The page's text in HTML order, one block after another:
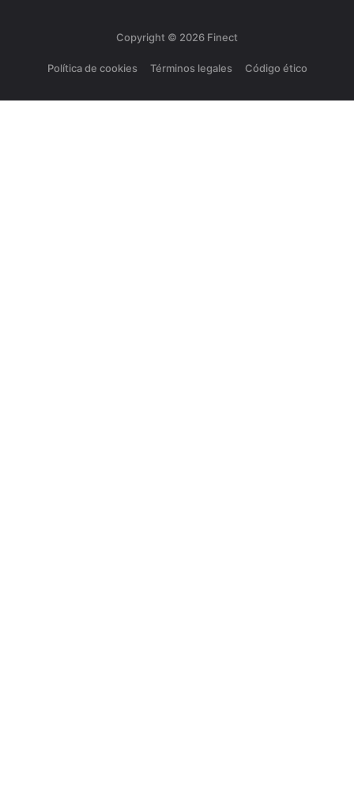
Copyright © 2026 Finect
Política de cookies Términos legales Código ético